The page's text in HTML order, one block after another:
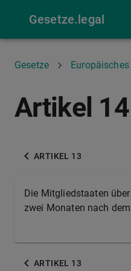
Gesetze.legal
Gesetze
Artikel
ARTIKEL 13
Die Mitgliedstaaten
zwei Monaten nach
ARTIKEL 13